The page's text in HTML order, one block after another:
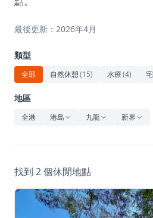
運動
藝術文化
休閒
音樂
最後更新：2026年4月
類型
全部 自然休憩(15) 水療(4)
地區
全港 港島 九龍 新界
找到 2 個休閒地點